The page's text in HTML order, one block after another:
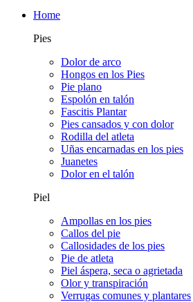
Home
Pies
Dolor de arco
Hongos en los Pies
Pie plano
Espolón en talón
Fascitis Plantar
Pies cansados y con dolor
Rodilla del atleta
Uñas encarnadas en los pies
Juanetes
Dolor en el talón
Piel
Ampollas en los pies
Callos del pie
Callosidades de los pies
Pie de atleta
Piel áspera, seca o agrietada
Olor y transpiración
Verrugas comunes y plantares